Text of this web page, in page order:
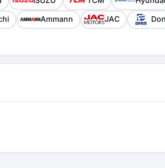
Ammann JAC